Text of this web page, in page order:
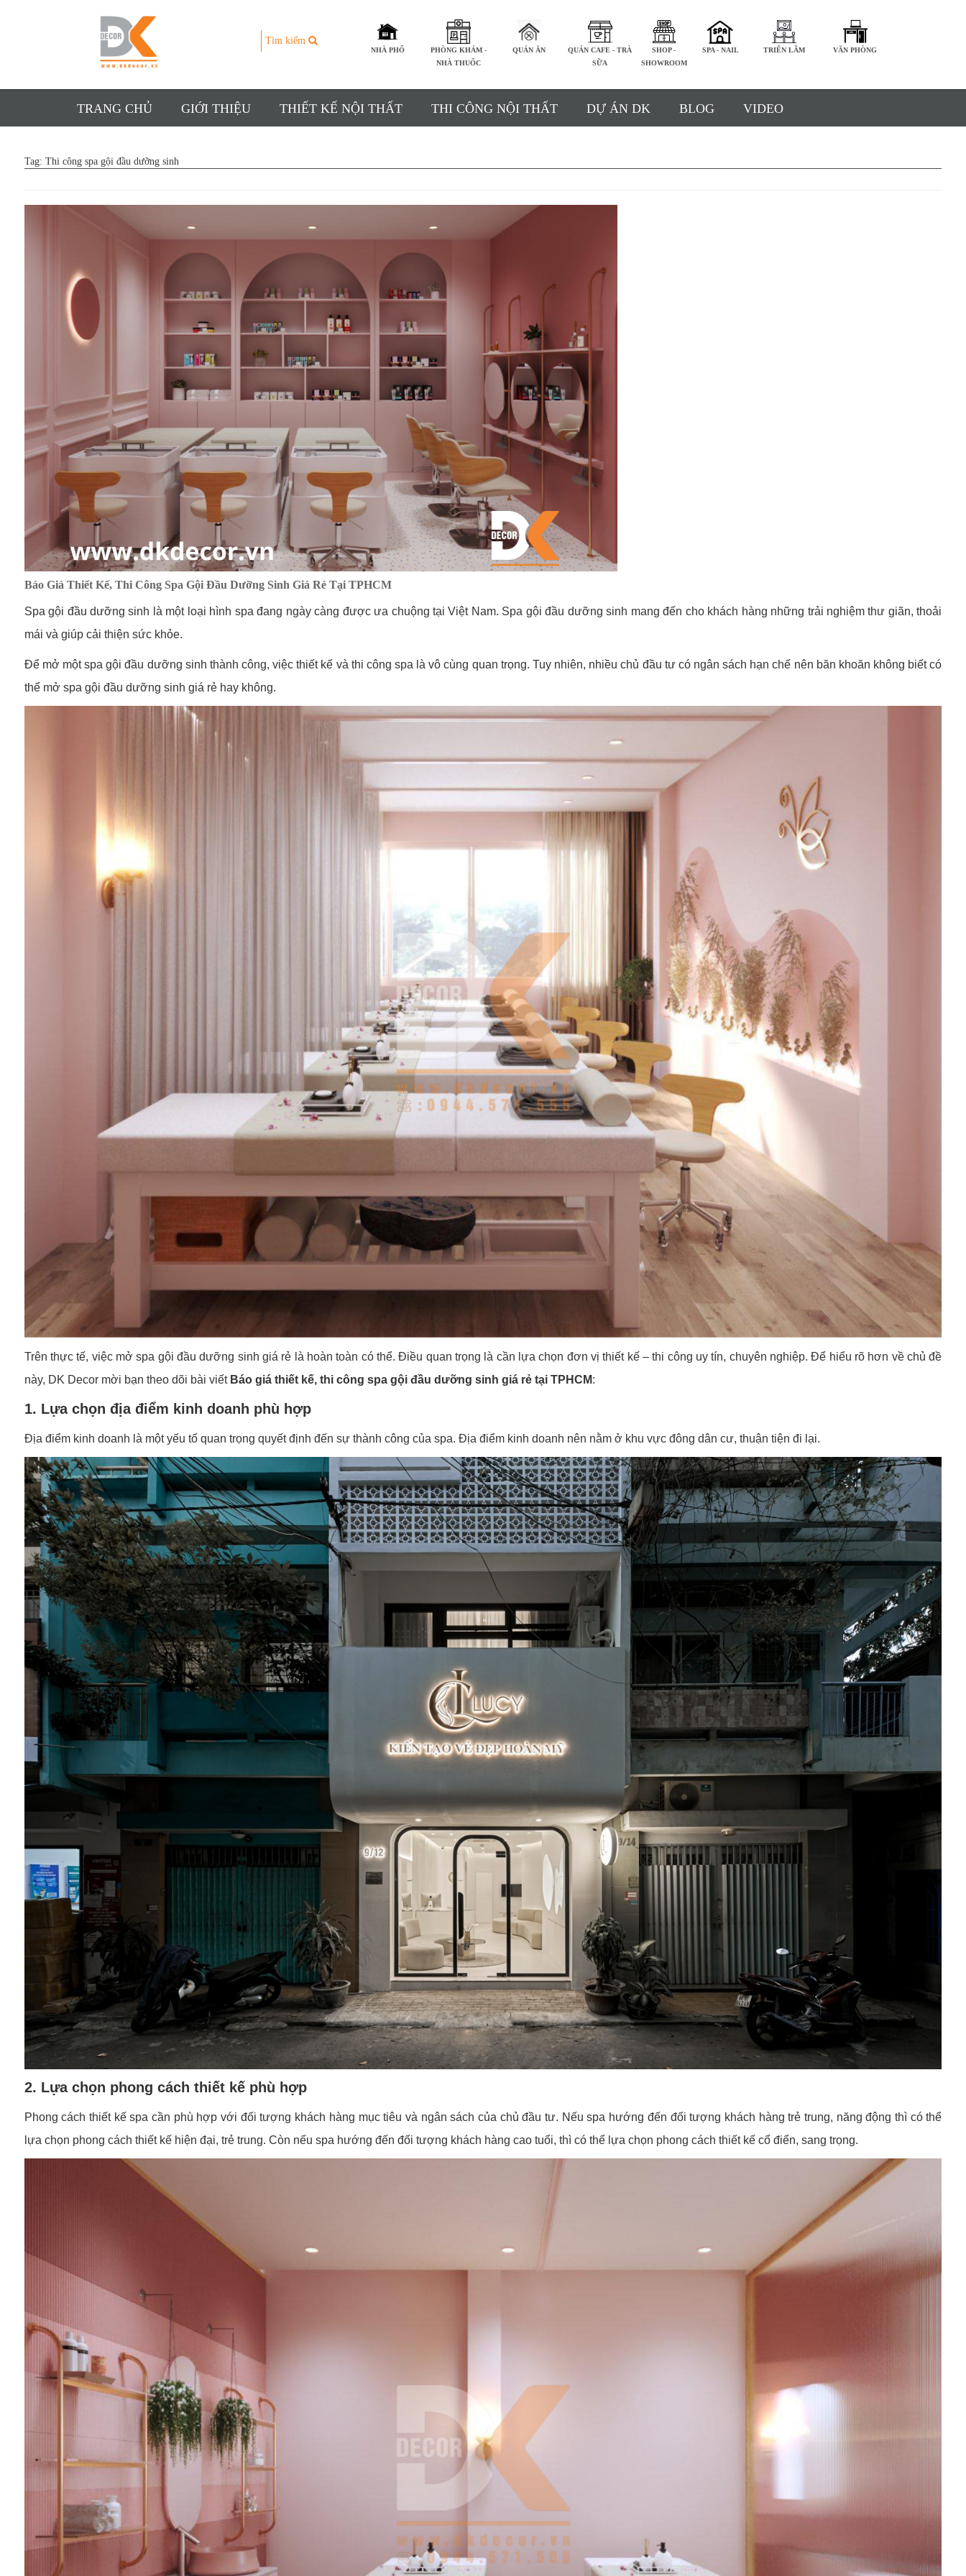
Tìm kiếm
NHÀ PHỐ
PHÒNG KHÁM -
NHÀ THUỐC
QUÁN ĂN
QUÁN CAFE - TRÀ
SỮA
SHOP -
SHOWROOM
SPA - NAIL TRIỂN LÃM VĂN PHÒNG
TRANG CHỦ GIỚI THIỆU THIẾT KẾ NỘI THẤT THI CÔNG NỘI THẤT DỰ ÁN DK BLOG VIDEO
Tag: Thi công spa gội đầu dưỡng sinh
Báo Giá Thiết Kế, Thi Công Spa Gội Đầu Dưỡng Sinh Giá Rẻ Tại TPHCM
Spa gội đầu dưỡng sinh là một loại hình spa đang ngày càng được ưa chuộng tại Việt Nam. Spa gội đầu dưỡng sinh mang đến cho khách hàng những trải nghiệm thư giãn, thoải
mái và giúp cải thiện sức khỏe.
Để mở một spa gội đầu dưỡng sinh thành công, việc thiết kế và thi công spa là vô cùng quan trọng. Tuy nhiên, nhiều chủ đầu tư có ngân sách hạn chế nên băn khoăn không biết có
thể mở spa gội đầu dưỡng sinh giá rẻ hay không.
Trên thực tế, việc mở spa gội đầu dưỡng sinh giá rẻ là hoàn toàn có thể. Điều quan trọng là cần lựa chọn đơn vị thiết kế – thi công uy tín, chuyên nghiệp.Để hiểu rõ hơn về chủ đề
này, DK Decor mời bạn theo dõi bài viết Báo giá thiết kế, thi công spa gội đầu dưỡng sinh giá rẻ tại TPHCM:
1. Lựa chọn địa điểm kinh doanh phù hợp
Địa điểm kinh doanh là một yếu tố quan trọng quyết định đến sự thành công của spa. Địa điểm kinh doanh nên nằm ở khu vực đông dân cư, thuận tiện đi lại.
2. Lựa chọn phong cách thiết kế phù hợp
Phong cách thiết kế spa cần phù hợp với đối tượng khách hàng mục tiêu và ngân sách của chủ đầu tư. Nếu spa hướng đến đối tượng khách hàng trẻ trung, năng động thì có thể
lựa chọn phong cách thiết kế hiện đại, trẻ trung. Còn nếu spa hướng đến đối tượng khách hàng cao tuổi, thì có thể lựa chọn phong cách thiết kế cổ điển, sang trọng.